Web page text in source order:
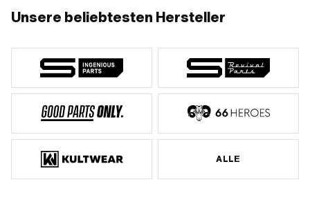
Unsere beliebtesten Hersteller
ALLE